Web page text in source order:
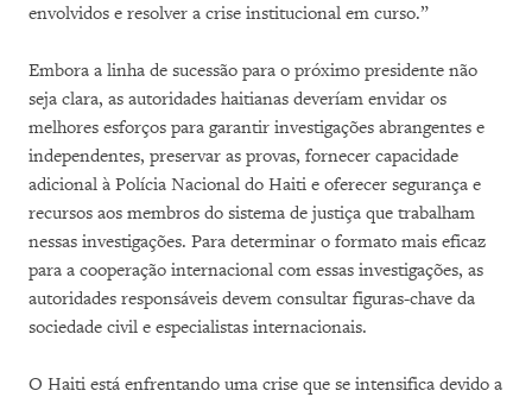
envolvidos ​​e resolver a crise institucional em curso.”
Embora a linha de sucessão para o próximo presidente não
seja clara, as autoridades haitianas deveríam envidar os
melhores esforços para garantir investigações abrangentes e
independentes, preservar as provas, fornecer capacidade
adicional à Polícia Nacional do Haiti e oferecer segurança e
recursos aos membros do sistema de justiça que trabalham
nessas investigações. Para determinar o formato mais eficaz
para a cooperação internacional com essas investigações, as
autoridades responsáveis ​​devem consultar figuras-chave da
sociedade civil e especialistas internacionais.
O Haiti está enfrentando uma crise que se intensifica devido a